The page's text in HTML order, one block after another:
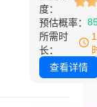
访问性至关
然而，由于
闭程序、存
故障、病毒
度：
预估概率：
所需时
长：
查看详情